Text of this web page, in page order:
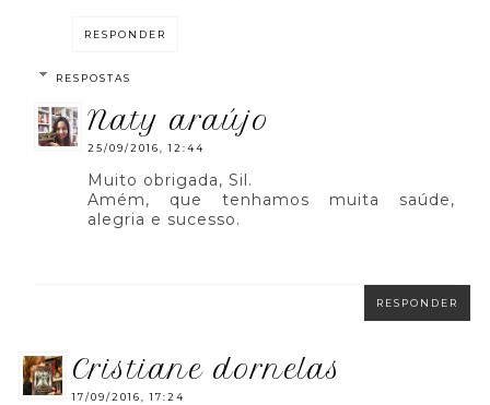
RESPONDER
RESPOSTAS
naty araújo
25/09/2016, 12:44
Muito obrigada, Sil.
Amém, que tenhamos muita saúde,
alegria e sucesso.
RESPONDER
cristiane dornelas
17/09/2016, 17:24